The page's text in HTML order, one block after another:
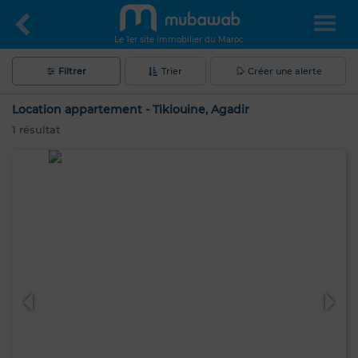
Le 1er site immobilier du Maroc
Filtrer Trier Créer une alerte
Location appartement - Tikiouine, Agadir
1 résultat